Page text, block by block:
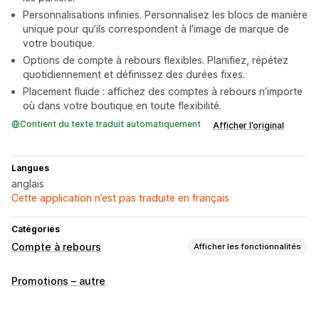
Personnalisations infinies. Personnalisez les blocs de manière
unique pour qu’ils correspondent à l’image de marque de
votre boutique.
Options de compte à rebours flexibles. Planifiez, répétez
quotidiennement et définissez des durées fixes.
Placement fluide : affichez des comptes à rebours n’importe
où dans votre boutique en toute flexibilité.
Contient du texte traduit automatiquement Afficher l’original
Langues
anglais
Cette application n’est pas traduite en français
Catégories
Compte à rebours Afficher les fonctionnalités
Options d’affichage
Promotions – autre